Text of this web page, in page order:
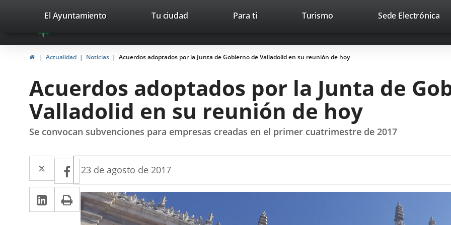
Portal
Web
del
Valladolid
avaTop Trabaja con nosotros Contacto
valladolid.es
El Ayuntamiento Tu ciudad Para ti TurismoEste
abrirá
en
ventana
nueva.
Sede Electrónica
InicioActualidad Noticias Acuerdos adoptados por la Junta de Gobierno de Valladolid en su reunión de hoy
Acuerdos adoptados por la Junta de
Valladolid en su reunión de hoy
Se convocan subvenciones para empresas creadas en el primer cuatrimestre de 2017
Twitter
Enlace
a
una
aplicación
Facebook
Enlace
a
una
aplicación
LinkedIn
Enlace
a
Imprimir
Fecha
la
noticia
23 de agosto de 2017